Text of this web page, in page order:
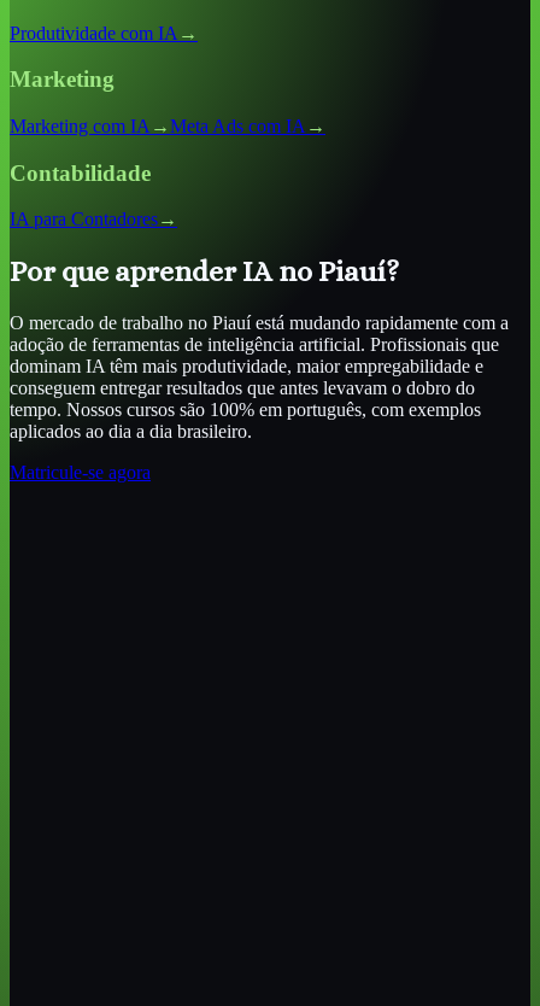
Produtividade com IA →
Marketing
Marketing com IA →Meta Ads com IA →
Contabilidade
IA para Contadores→
Por que aprender IAno Piauí?
O mercado de trabalho no Piauíestá mudando rapidamente com a
adoção de ferramentas de inteligência artificial. Profissionais que
dominam IA têm mais produtividade, maior empregabilidade e
conseguem entregar resultados que antes levavam o dobro do
tempo. Nossos cursos são 100% em português, com exemplos
aplicados ao dia a dia brasileiro.
Matricule-se agora